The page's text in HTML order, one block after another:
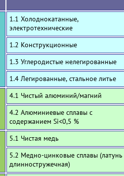
1.1 Холоднокатанные,
электротехнические
1.2 Конструкционные
1.3 Углеродистые нелегированные
1.4 Легированные, стальное литье
4.1 Чистый алюминий/магний
4.2 Алюминиевые сплавы с
содержанием Si<0,5 %
5.1 Чистая медь
5.2 Медно-цинковые сплавы (латунь
длинностружечная)